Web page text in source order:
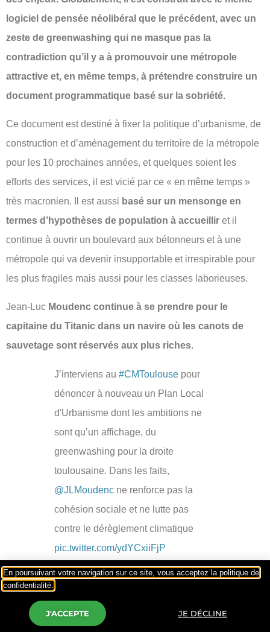
logiciel de pensée néolibéral que le précédent, avec un
zeste de greenwashing qui ne masque pas la
contradiction qu’il y a à promouvoir une métropole
attractive et, en même temps, à prétendre construire un
document programmatique basé sur la sobriété.
Ce document est destiné à fixer la politique d’urbanisme, de
construction et d’aménagement du territoire de la métropole
pour les 10 prochaines années, et quelques soient les
efforts des services, il est vicié par ce « en même temps »
très macronien. Il est aussi basé sur un mensonge en
termes d’hypothèses de population à accueillir et il
continue à ouvrir un boulevard aux bétonneurs et à une
métropole qui va devenir insupportable et irrespirable pour
les plus fragiles mais aussi pour les classes laborieuses.
Jean-Luc Moudenc continue à se prendre pour le
capitaine du Titanic dans un navire où les canots de
sauvetage sont réservés aux plus riches.
J’interviens au #CMToulouse pour
dénoncer à nouveau un Plan Local
d'Urbanisme dont les ambitions ne
sont qu’un affichage, du
greenwashing pour la droite
toulousaine. Dans les faits,
@JLMoudenc ne renforce pas la
cohésion sociale et ne lutte pas
contre le dérèglement climatique
pic.twitter.com/ydYCxiiFjP
— Odile MAURIN (@odile31)
En poursuivant votre navigation sur ce site, vous acceptez la politique de
confidentialité.
J'ACCEPTE JE DÉCLINE